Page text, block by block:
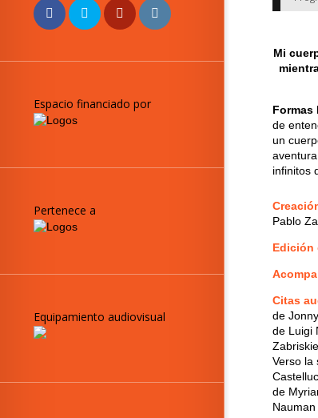
Espacio financiado por
Pertenece a
Equipamiento audiovisual
Mi
Formas
de
un
infinitos
Pablo
Edición
Citas
de
de Luigi
Verso la
de
Nauman